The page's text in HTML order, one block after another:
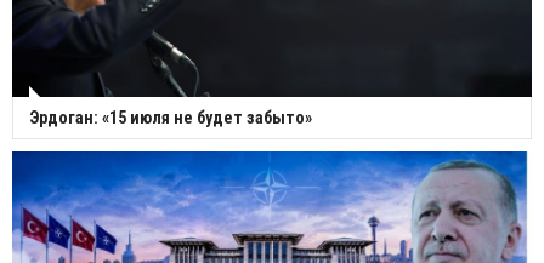
Эрдоган: «15 июля не будет забыто»